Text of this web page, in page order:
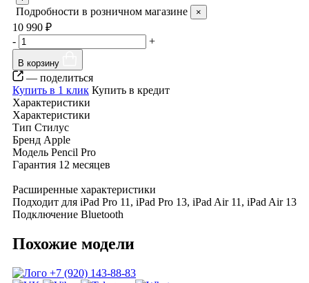
Подробности в розничном магазине ×
10 990 ₽
-
+
В корзину
— поделиться
Купить в 1 клик Купить в кредит
Характеристики
Характеристики
Тип Стилус
Бренд Apple
Модель Pencil Pro
Гарантия 12 месяцев
Расширенные характеристики
Подходит для iPad Pro 11, iPad Pro 13, iPad Air 11, iPad Air 13
Подключение Bluetooth
Похожие модели
+7 (920) 143-88-83